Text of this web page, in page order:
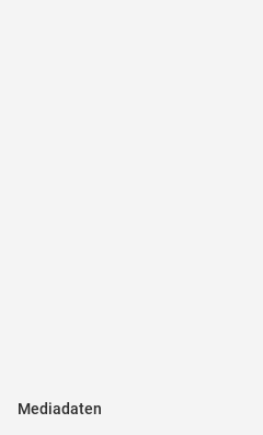
Mediadaten